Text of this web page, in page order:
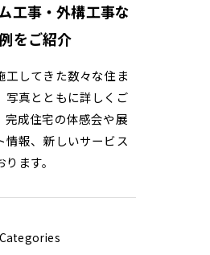
工事・外構工事な
をご紹介
工してきた数々な住ま
写真とともに詳しくご
完成住宅の体感会や展
情報、新しいサービス
ます。
Categories